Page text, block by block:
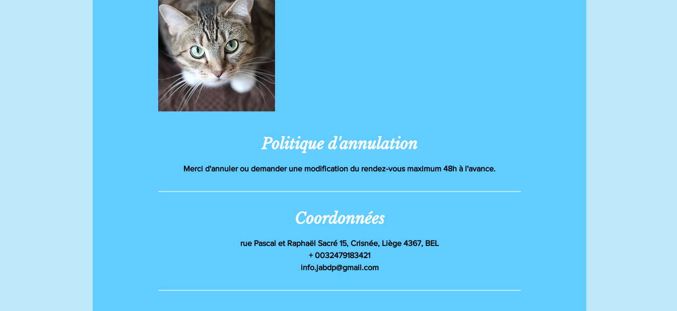
Politique d'annulation
Merci d'annuler ou demander une modification du rendez-vous maximum 48h à l'avance.
Coordonnées
rue Pascal et Raphaël Sacré 15, Crisnée, Liège 4367, BEL
+ 0032479183421
info.jabdp@gmail.com